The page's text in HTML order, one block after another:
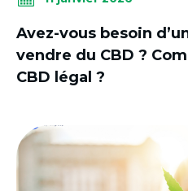
Avez-vous besoin
vendre du CBD ?
CBD légal ?